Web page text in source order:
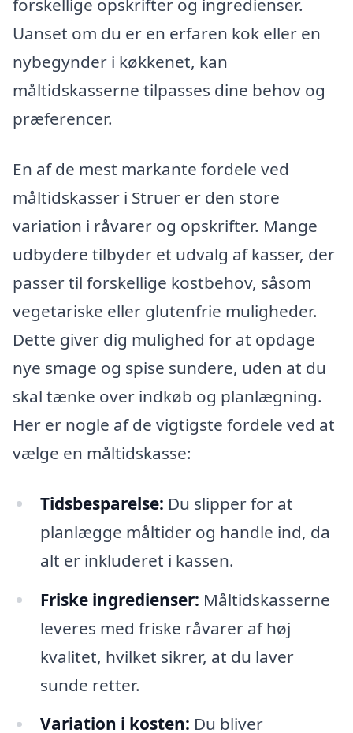
forskellige opskrifter og ingredienser.
Uanset om du er en erfaren kok eller en
nybegynder i køkkenet, kan
måltidskasserne tilpasses dine behov og
præferencer.
En af de mest markante fordele ved
måltidskasser i Struer er den store
variation i råvarer og opskrifter. Mange
udbydere tilbyder et udvalg af kasser, der
passer til forskellige kostbehov, såsom
vegetariske eller glutenfrie muligheder.
Dette giver dig mulighed for at opdage
nye smage og spise sundere, uden at du
skal tænke over indkøb og planlægning.
Her er nogle af de vigtigste fordele ved at
vælge en måltidskasse:
Tidsbesparelse: Du slipper for at
planlægge måltider og handle ind, da
alt er inkluderet i kassen.
Friske ingredienser: Måltidskasserne
leveres med friske råvarer af høj
kvalitet, hvilket sikrer, at du laver
sunde retter.
Variation i kosten: Du bliver